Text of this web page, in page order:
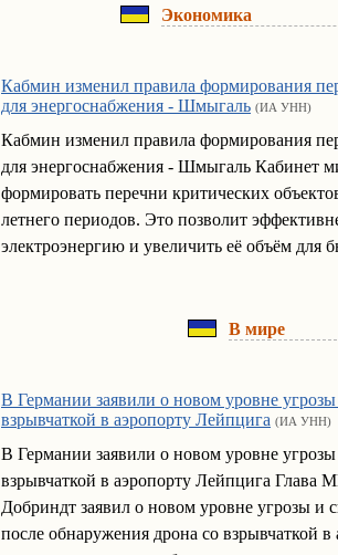
Экономика
Кабмин изменил правила формирования
для энергоснабжения - Шмыгаль (ИА УНН)
Кабмин изменил правила формирования
для энергоснабжения - Шмыгаль Кабинет
формировать перечни критических
летнего периодов. Это позволит
электроэнергию и увеличить её объём для
В мире
В Германии заявили о новом уровне
взрывчаткой в аэропорту Лейпцига (ИА УНН)
В Германии заявили о новом уровне
взрывчаткой в аэропорту Лейпцига Глава
Добриндт заявил о новом уровне угрозы и
после обнаружения дрона со взрывчаткой